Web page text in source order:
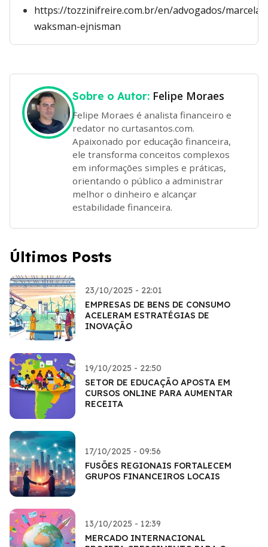
https://tozzinifreire.com.br/en/advogados/marcela-
waksman-ejnisman
Sobre o Autor: Felipe Moraes
Felipe Moraes é analista financeiro e
redator no curtasantos.com.
Apaixonado por educação financeira,
ele transforma conceitos complexos
em informações simples e práticas,
orientando o público a administrar
melhor o dinheiro e alcançar
estabilidade financeira.
Últimos Posts
23/10/2025 - 22:01
EMPRESAS DE BENS DE CONSUMO
ACELERAM ESTRATÉGIAS DE
INOVAÇÃO
19/10/2025 - 22:50
SETOR DE EDUCAÇÃO APOSTA EM
CURSOS ONLINE PARA AUMENTAR
RECEITA
17/10/2025 - 09:56
FUSÕES REGIONAIS FORTALECEM
GRUPOS FINANCEIROS LOCAIS
13/10/2025 - 12:39
MERCADO INTERNACIONAL